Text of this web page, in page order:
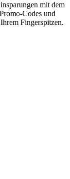
mit dem
Codes und
Fingerspitzen.